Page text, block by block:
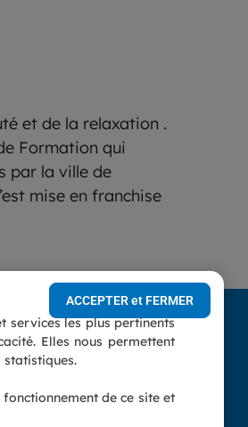
et de la relaxation .
Formation qui
par la ville de
mise en franchise
professionnel ?
services les plus pertinents
Elles nous permettent
statistiques.
de ce site et
ACCEPTER et FERMER